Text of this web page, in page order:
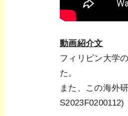
動画紹介文
フィリピン大学
た。
また、この海外
S2023F0200112)